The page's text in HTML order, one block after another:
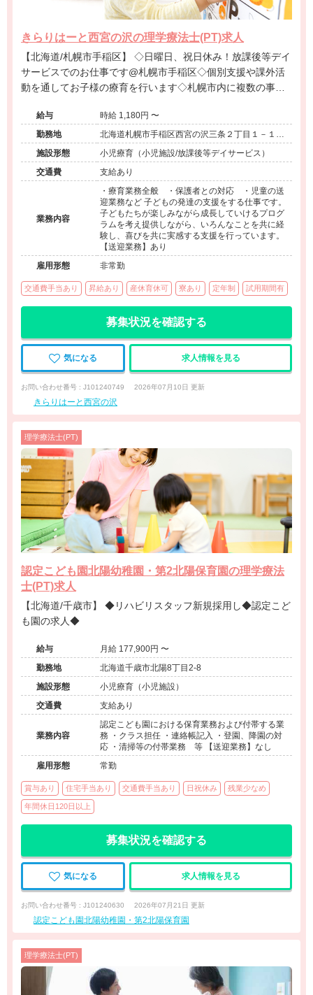
きらりはーと西宮の沢の理学療法士(PT)求人
【北海道/札幌市手稲区】 ◇日曜日、祝日休み！放課後等デイ
サービスでのお仕事です@札幌市手稲区◇個別支援や課外活
動を通してお子様の療育を行います◇札幌市内に複数の事業
す◇給与
時給 1,180円 〜
勤務地
北海道札幌市手稲区西宮の沢三条２丁目１－１
２ トップワークビル１Ｆ
施設形態
小児療育（小児施設/放課後等デイサービス）
交通費
支給あり
業務内容
・療育業務全般 ・保護者との対応 ・児童の送
迎業務など 子どもの発達の支援をする仕事です。
子どもたちが楽しみながら成長していけるプログ
ラムを考え提供しながら、いろんなことを共に経
験し、喜びを共に実感する支援を行っています。
【送迎業務】あり
雇用形態
非常勤
交通費手当あり 昇給あり 産休育休可 寮あり 定年制 試用期間有
募集状況を確認する
気になる 求人情報を見る
お問い合わせ番号 : J101240749 2026年07月10日 更新
きらりはーと西宮の沢
理学療法士(PT)
認定こども園北陽幼稚園・第2北陽保育園の理学療法
士(PT)求人
【北海道/千歳市】 ◆リハビリスタッフ新規採用し◆認定こど
も園の求人◆
給与
月給 177,900円 〜
勤務地
北海道千歳市北陽8丁目2-8
施設形態
小児療育（小児施設）
交通費
支給あり
業務内容
認定こども園における保育業務および付帯する業
務 ・クラス担任 ・連絡帳記入 ・登園、降園の対
応 ・清掃等の付帯業務 等 【送迎業務】なし
雇用形態
常勤
賞与あり 住宅手当あり 交通費手当あり 日祝休み 残業少なめ
年間休日120日以上
募集状況を確認する
気になる 求人情報を見る
お問い合わせ番号 : J101240630 2026年07月21日 更新
認定こども園北陽幼稚園・第2北陽保育園
理学療法士(PT)